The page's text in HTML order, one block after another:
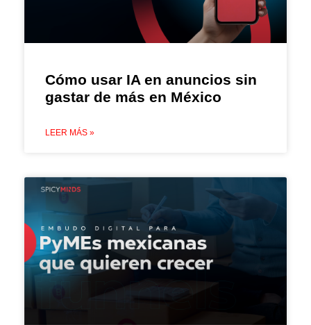
Cómo usar IA en anuncios sin
gastar de más en México
LEER MÁS »